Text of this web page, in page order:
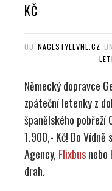
KČ
OD NACESTYLEVNE.CZ
Německý dopravce
zpáteční letenky z
španělského pobřeží
1.900,- Kč! Do
Agency, Flixbusnebo
drah.